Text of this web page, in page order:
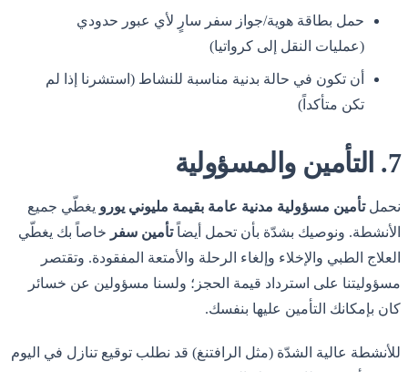
حمل بطاقة هوية/جواز سفر سارٍ لأي عبور حدودي
(عمليات النقل إلى كرواتيا)
أن تكون في حالة بدنية مناسبة للنشاط (استشرنا إذا لم
تكن متأكداً)
7. التأمين والمسؤولية
نحملتأمين مسؤولية مدنية عامة بقيمة مليوني يورو يغطّي جميع
الأنشطة. ونوصيك بشدّة بأن تحمل أيضاًتأمين سفر خاصاً بك يغطّي
العلاج الطبي والإخلاء وإلغاء الرحلة والأمتعة المفقودة. وتقتصر
مسؤوليتنا على استرداد قيمة الحجز؛ ولسنا مسؤولين عن خسائر
كان بإمكانك التأمين عليها بنفسك.
للأنشطة عالية الشدّة (مثل الرافتنغ) قد نطلب توقيع تنازل في اليوم